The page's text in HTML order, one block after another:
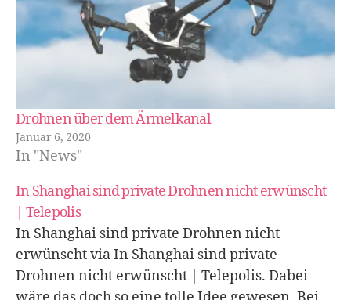
Drohnen über dem Ärmelkanal
Januar 6, 2020
In "News"
In Shanghai sind private Drohnen nicht erwünscht
| Telepolis
In Shanghai sind private Drohnen nicht
erwünscht via In Shanghai sind private
Drohnen nicht erwünscht | Telepolis. Dabei